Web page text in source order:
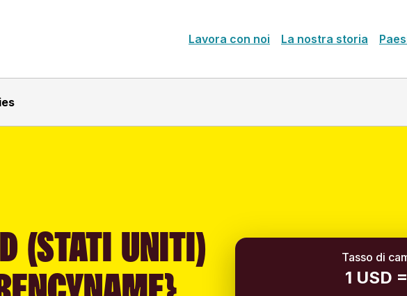
Lavora con noi La nostra storia
(STATI UNITI)
Tasso di
1 USD